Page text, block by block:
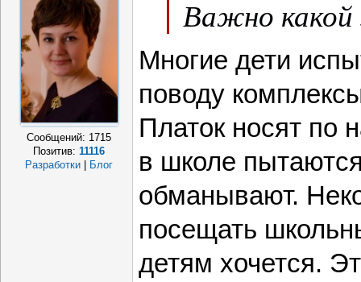
Сообщений: 1715
Позитив: 11116
Разработки
Блог
Важно какой
Многие дети
поводу
Платок носят по
в школе
обманывают.
посещать
детям хочется.